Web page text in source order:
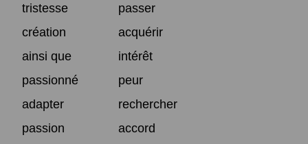
tristesse
passer
création
acquérir
ainsi que
intérêt
passionné
peur
adapter
rechercher
passion
accord